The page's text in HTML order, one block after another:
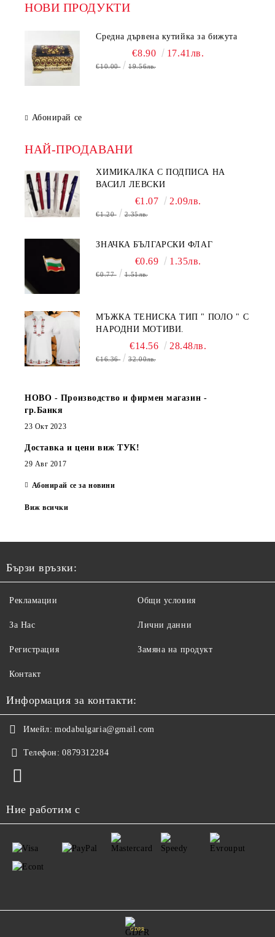
НОВИ ПРОДУКТИ
Средна дървена кутийка за бижута
€8.90 17.41лв.
€10.00 19.56лв.
Абонирай се
НАЙ-ПРОДАВАНИ
ХИМИКАЛКА С ПОДПИСА НА
ВАСИЛ ЛЕВСКИ
€1.07 2.09лв.
€1.20 2.35лв.
ЗНАЧКА БЪЛГАРСКИ ФЛАГ
€0.69 1.35лв.
€0.77 1.51лв.
МЪЖКА ТЕНИСКА ТИП " ПОЛО " С
НАРОДНИ МОТИВИ.
€14.56 28.48лв.
€16.36 32.00лв.
НОВО - Производство и фирмен магазин -
гр.Банкя
23 Окт 2023
Доставка и цени виж ТУК!
29 Авг 2017
Абонирай се за новини
Виж всички
Бързи връзки:
Рекламации
За Нас
Регистрация
Контакт
Общи условия
Лични данни
Замяна на продукт
Информация за контакти:
Имейл: modabulgaria@gmail.com
Телефон: 0879312284
Ние работим с
GDPR